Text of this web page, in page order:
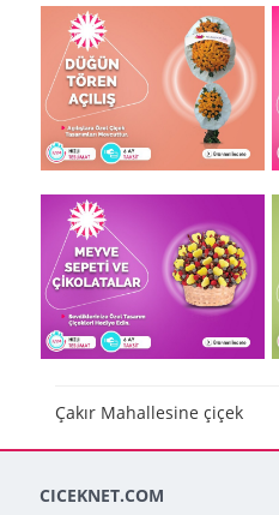
Çakır Mahallesine çiçek
CICEKNET.COM